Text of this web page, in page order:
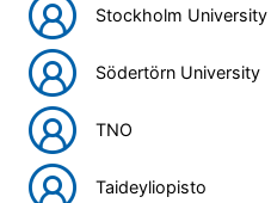
Stockholm University
Södertörn University
TNO
Taideyliopisto